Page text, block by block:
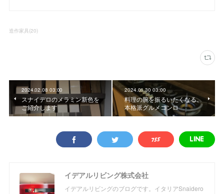
造作家具(20)
2024.02.08 03:00
スナイデロのメラミン新色を
ご紹介します
2024.01.30 03:00
料理の腕を振るいたくなる、
本格派グルメコンロ
イデアルリビング株式会社
イデアルリビングのブログです。イタリアSnaidero